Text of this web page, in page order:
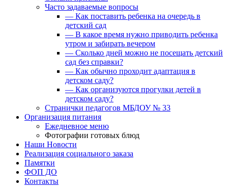
Часто задаваемые вопросы
— Как поставить ребенка на очередь в
детский сад
— В какое время нужно приводить ребенка
утром и забирать вечером
— Сколько дней можно не посещать детский
сад без справки?
— Как обычно проходит адаптация в
детском саду?
— Как организуются прогулки детей в
детском саду?
Странички педагогов МБДОУ № 33
Организация питания
Ежедневное меню
Фотографии готовых блюд
Наши Новости
Реализация социального заказа
Памятки
ФОП ДО
Контакты